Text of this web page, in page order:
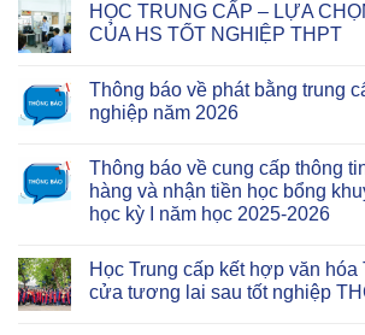
HỌC TRUNG CẤP – LỰA
CỦA HS TỐT NGHIỆP THPT
Thông báo về phát bằng trung
nghiệp năm 2026
Thông báo về cung cấp thông
hàng và nhận tiền học bổng
học kỳ I năm học 2025-2026
Học Trung cấp kết hợp văn
cửa tương lai sau tốt nghiệp